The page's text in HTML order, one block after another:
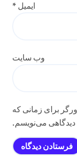
ایمیل *
وب‌ سایت
برای زمانی که
دیدگاهی می‌نویسم.